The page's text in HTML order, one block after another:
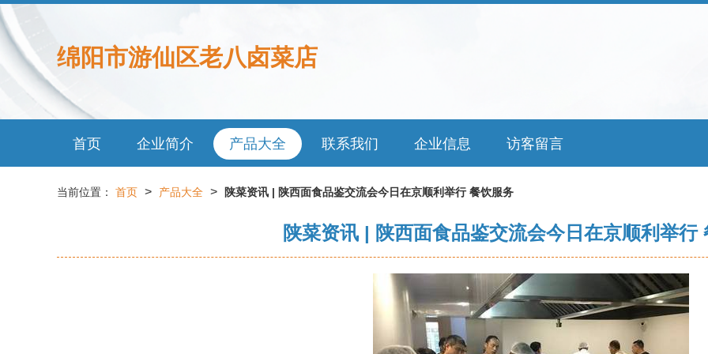
绵阳市游仙区老八卤菜店
首页 企业简介 产品大全 联系我们 企业信息 访客留言
当前位置： 首页 > 产品大全 > 陕菜资讯 | 陕西面食品鉴交流会今日在京顺利举行 餐饮服务
陕菜资讯 | 陕西面食品鉴交流会今日在京顺利举行